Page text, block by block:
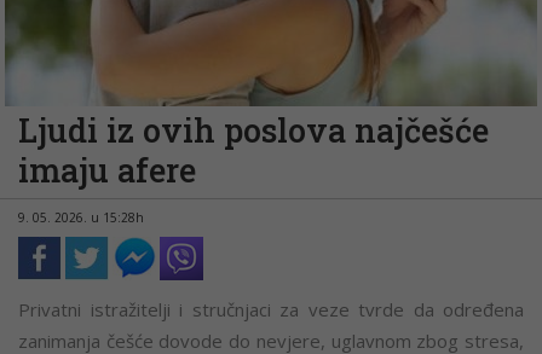
Ljudi iz ovih poslova najčešće
imaju afere
9. 05. 2026. u 15:28h
Privatni istražitelji i stručnjaci za veze tvrde da određena
zanimanja češće dovode do nevjere, uglavnom zbog stresa,